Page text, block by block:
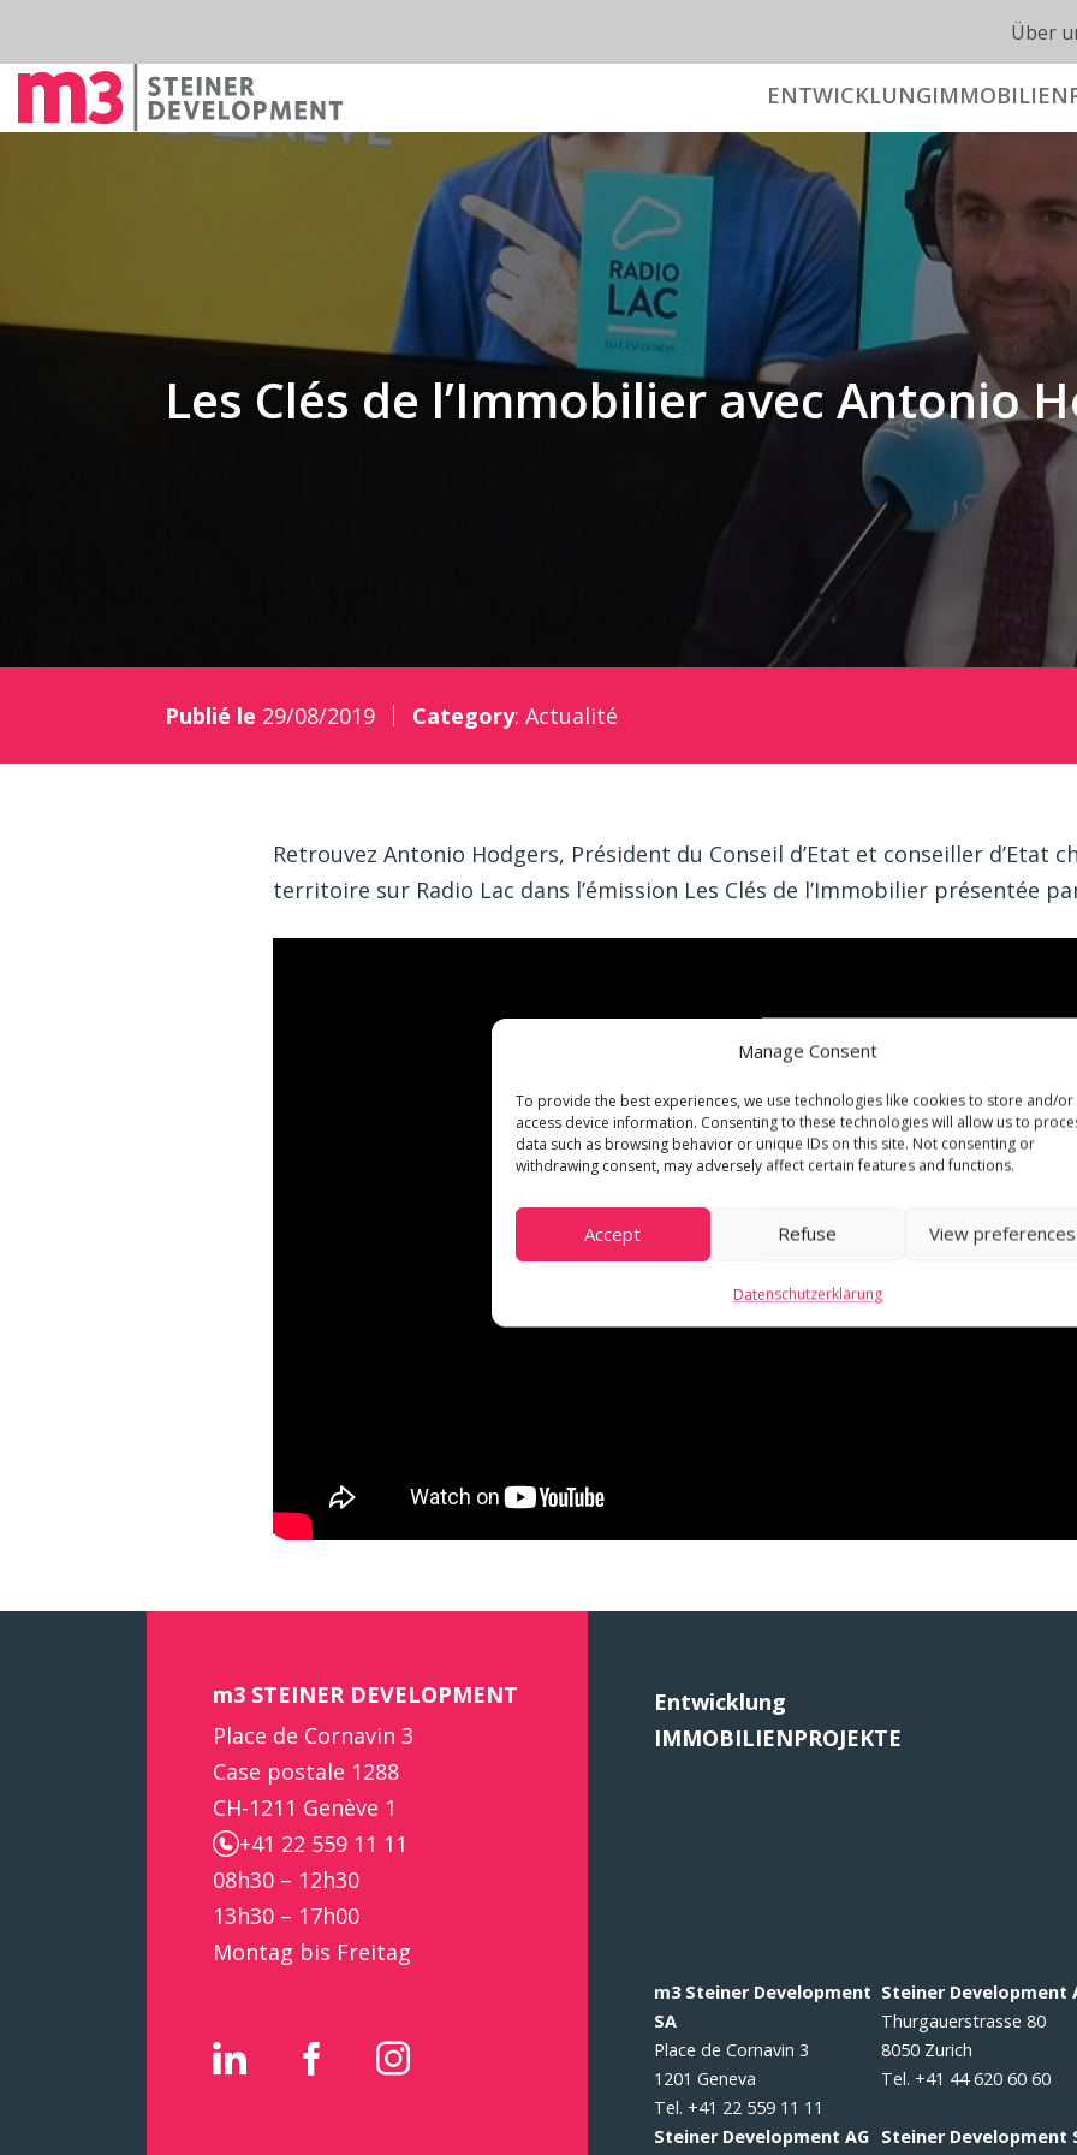
Manage Consent
To provide the best experiences, we use technologies like cookies to store and/or
access device information. Consenting to these technologies will allow us to
data such as browsing behavior or unique IDs on this site. Not consenting or
withdrawing consent, may adversely affect certain features and functions.
Accept Refuse View preferences
Datenschutzerklärung
Über
ENTWICKLUNG
Les Clés de l’Immobilier avec Antonio
Publié le 29/08/2019 Category: Actualité
Retrouvez Antonio Hodgers, Président du Conseil d’Etat et conseiller d’Etat
territoire sur Radio Lac dans l’émission Les Clés de l’Immobilier présentée
m3 STEINER DEVELOPMENT
Place de Cornavin 3
Case postale 1288
CH-1211 Genève 1
+41 22 559 11 11
08h30 – 12h30
13h30 – 17h00
Montag bis Freitag
Entwicklung
IMMOBILIENPROJEKTE
m3 Steiner Development
SA
Place de Cornavin 3
1201 Geneva
Tel. +41 22 559 11 11
Steiner Development
Thurgauerstrasse 80
8050 Zurich
Tel. +41 44 620 60 60
Steiner Development AG Steiner Development